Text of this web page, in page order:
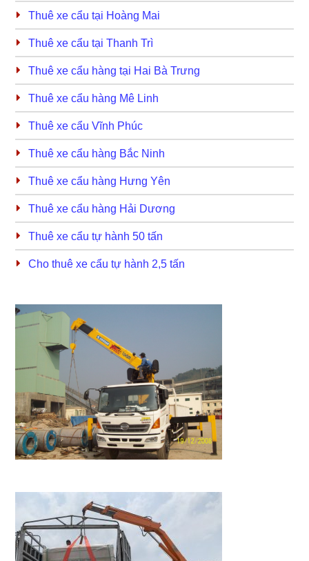
Thuê xe cẩu tại Hoàng Mai
Thuê xe cẩu tại Thanh Trì
Thuê xe cẩu hàng tại Hai Bà Trưng
Thuê xe cẩu hàng Mê Linh
Thuê xe cẩu Vĩnh Phúc
Thuê xe cẩu hàng Bắc Ninh
Thuê xe cẩu hàng Hưng Yên
Thuê xe cẩu hàng Hải Dương
Thuê xe cẩu tự hành 50 tấn
Cho thuê xe cẩu tự hành 2,5 tấn